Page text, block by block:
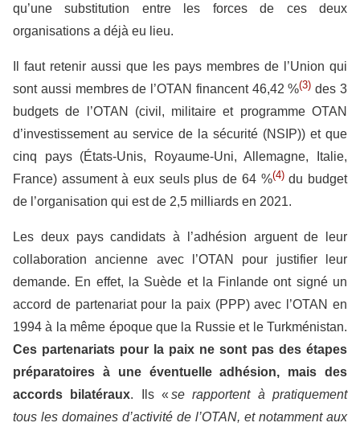
qu’une substitution entre les forces de ces deux
organisations a déjà eu lieu.
Il faut retenir aussi que les pays membres de l’Union qui
sont aussi membres de l’OTAN financent 46,42 %(3) des 3
budgets de l’OTAN (civil, militaire et programme OTAN
d’investissement au service de la sécurité (NSIP)) et que
cinq pays (États-Unis, Royaume-Uni, Allemagne, Italie,
France) assument à eux seuls plus de 64 %(4)du budget
de l’organisation qui est de 2,5 milliards en 2021.
Les deux pays candidats à l’adhésion arguent de leur
collaboration ancienne avec l’OTAN pour justifier leur
demande. En effet, la Suède et la Finlande ont signé un
accord de partenariat pour la paix (PPP) avec l’OTAN en
1994 à la même époque que la Russie et le Turkménistan.
Ces partenariats pour la paix ne sont pas des étapes
préparatoires à une éventuelle adhésion, mais des
accords bilatéraux. Ils «se rapportent à pratiquement
tous les domaines d’activité de l’OTAN, et notamment aux